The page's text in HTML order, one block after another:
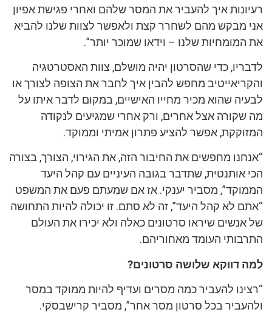
רעיונות איך להעביר את המסר שלהם ואחרי פגישת אפיון
אני מבקש מהם לשחרר קצת ולאפשר לצוות שלנו להביא
את המומחיות שלנו – וידאו שמוכר יותר”.
לדבריו, כדי שהסרטון יהיה מושלם, צוות האסטרטגיה
והקריאייטיב מחפש להבין איך לחבר את הצופה לצורך או
לבעיה שהוא מכיר מחייו האישיים, במקום לדבר איתו על
מה שקורה אצל אחרים, ורק אחרי שמגיעים לנקודה
המזוקקת, אפשר להציע פתרון אמיתי וממוקד.
“אנחנו מחפשים את החיבור הזה, את הגירוי, הצורך, בצורה
הכי אותנטית, שתדבר בגובה העיניים עם קהל היעד
הממוקד”, מסביר יענקי. אז אם שמעתם פעם את המשפט
“אתם לא קהל היעד”, זה לא סתם. זו יכולה להיות התחושה
של אנשים שיראו סרטונים כאלה ולא יכירו את העולם
התרבותי העומד מאחוריהם.
למה דווקא שלושה סרטונים?
“רצינו להעביר כמה מסרים ועדיף להיות ממוקד במסר
ולהעביר בכל סרטון מסר אחר”, מסביר קרישבסקי.